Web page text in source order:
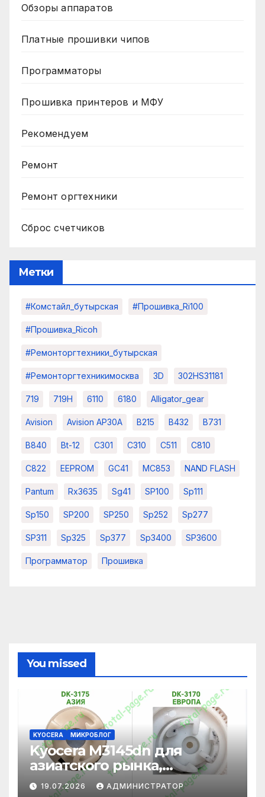
Обзоры аппаратов
Платные прошивки чипов
Программаторы
Прошивка принтеров и МФУ
Рекомендуем
Ремонт
Ремонт оргтехники
Сброс счетчиков
Метки
#комстайл_бутырская #прошивка_Ri100
#прошивка_Ricoh
#ремонторгтехники_бутырская
#ремонторгтехникимосква 3D 302HS31181
719 719H 6110 6180 Alligator_gear
Avision Avision AP30A B215 B432 B731
B840 Bt-12 C301 C310 C511 C810
C822 EEPROM GC41 MC853 NAND FLASH
Pantum Rx3635 Sg41 SP100 Sp111
Sp150 SP200 SP250 Sp252 Sp277
SP311 Sp325 Sp377 Sp3400 SP3600
Программатор Прошивка
You missed
KYOCERA МИКРОБЛОГ
Kyocera M3145dn для
азиатского рынка,
адаптация под
19.07.2026 АДМИНИСТРАТОР